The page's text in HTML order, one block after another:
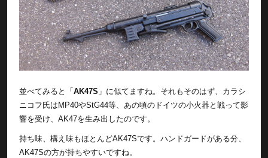
並べてみると「 AK47S 」に似てますね。それもそのはず、カラシ
ニコフ氏はMP40やStG44等、あの頃のドイツの小火器と戦って影
響を受け、AK47を生み出したのです。
持ち味、構え味もほとんどAK47Sです。ハンドガードがある分、
AK47Sの方が持ちやすいですね。